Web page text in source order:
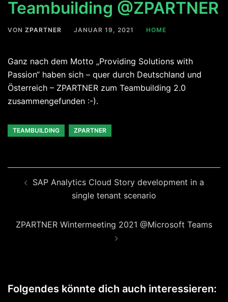
Teambuilding @ZPARTNER
VON ZPARTNER JANUAR 19, 2021 HOME
Ganz nach dem Motto „Providing Solutions with
Passion“ haben sich – quer durch Deutschland und
Österreich – ZPARTNER zum Teambuilding 2.0
zusammengefunden :-).
TEAMBUILDING ZPARTNER
SAP Analytics Cloud Story development in a
single tenant scenario
ZPARTNER Wintermeeting 2021 @Microsoft Teams
Folgendes könnte dich auch interessieren: